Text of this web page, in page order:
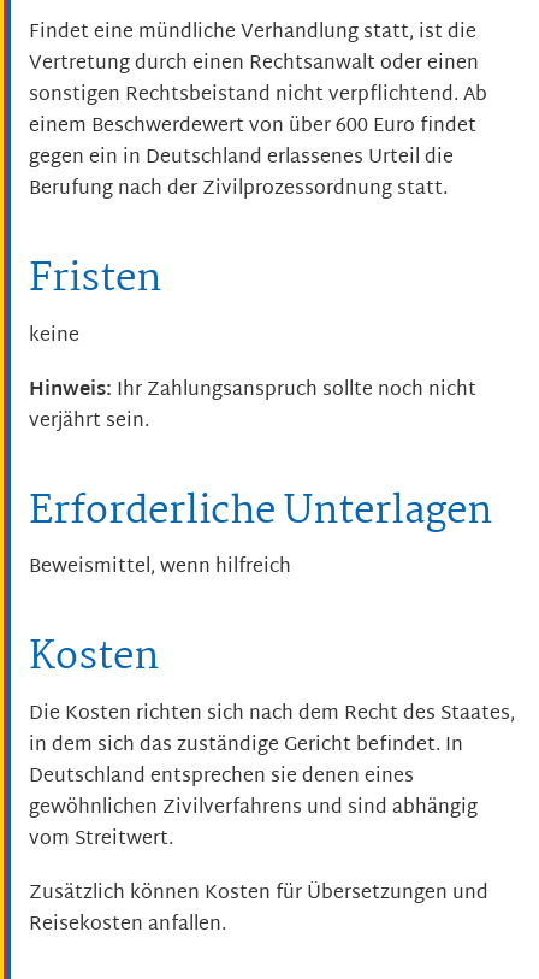
Findet eine mündliche Verhandlung statt, ist die
Vertretung durch einen Rechtsanwalt oder einen
sonstigen Rechtsbeistand nicht verpflichtend. Ab
einem Beschwerdewert von über 600 Euro findet
gegen ein in Deutschland erlassenes Urteil die
Berufung nach der Zivilprozessordnung statt.
Fristen
keine
Hinweis: Ihr Zahlungsanspruch sollte noch nicht
verjährt sein.
Erforderliche Unterlagen
Beweismittel, wenn hilfreich
Kosten
Die Kosten richten sich nach dem Recht des Staates,
in dem sich das zuständige Gericht befindet. In
Deutschland entsprechen sie denen eines
gewöhnlichen Zivilverfahrens und sind abhängig
vom Streitwert.
Zusätzlich können Kosten für Übersetzungen und
Reisekosten anfallen.